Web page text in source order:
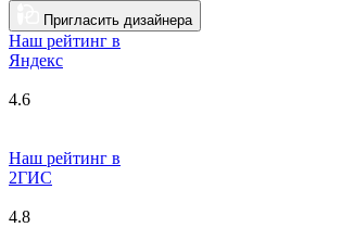
Пригласить дизайнера
Наш рейтинг в
Яндекс
4.6
Наш рейтинг в
2ГИС
4.8